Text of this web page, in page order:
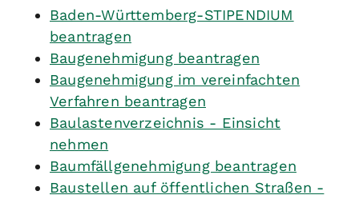
Baden-Württemberg-STIPENDIUM
beantragen
Baugenehmigung beantragen
Baugenehmigung im vereinfachten
Verfahren beantragen
Baulastenverzeichnis - Einsicht
nehmen
Baumfällgenehmigung beantragen
Baustellen auf öffentlichen Straßen -